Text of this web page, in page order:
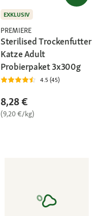
EXKLUSIV
PREMIERE
Sterilised Trockenfutter
Katze Adult
Probierpaket 3x300g
4.5 (45)
8,28 €
(9,20 €/kg)